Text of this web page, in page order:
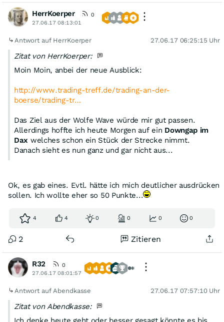
HerrKoerper
0
27.06.17 08:13:01
Antwort auf HerrKoerper 27.06.17 06:25:15 Uhr
Zitat von HerrKoerper:
Moin Moin, anbei der neue Ausblick:
http://www.trading-treff.de/trading-an-der-
boerse/trading-tr…
Das Ziel aus der Wolfe Wave würde mir gut passen.
Allerdings hoffte ich heute Morgen auf ein Downgap im
Dax welches schon ein Stück der Strecke nimmt.
Danach sieht es nun ganz und gar nicht aus...
Ok, es gab eines. Evtl. hätte ich mich deutlicher ausdrücken
sollen. Ich wollte eher so 50 Punkte...
4 4 0 0 0 0
2 Zitieren
R32
0
27.06.17 08:01:57
Antwort auf Abendkasse 27.06.17 07:57:10 Uhr
Zitat von Abendkasse: